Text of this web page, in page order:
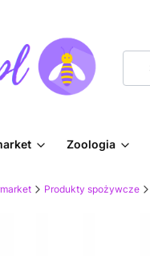
Zoologia
Produkty spożywcze